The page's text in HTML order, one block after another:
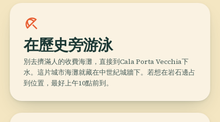
beach_access
在歷史旁游泳
別去擠滿人的收費海灘，直接到Cala Porta Vecchia下
水。這片城市海灘就藏在中世紀城牆下。若想在岩石邊占
到位置，最好上午10點前到。